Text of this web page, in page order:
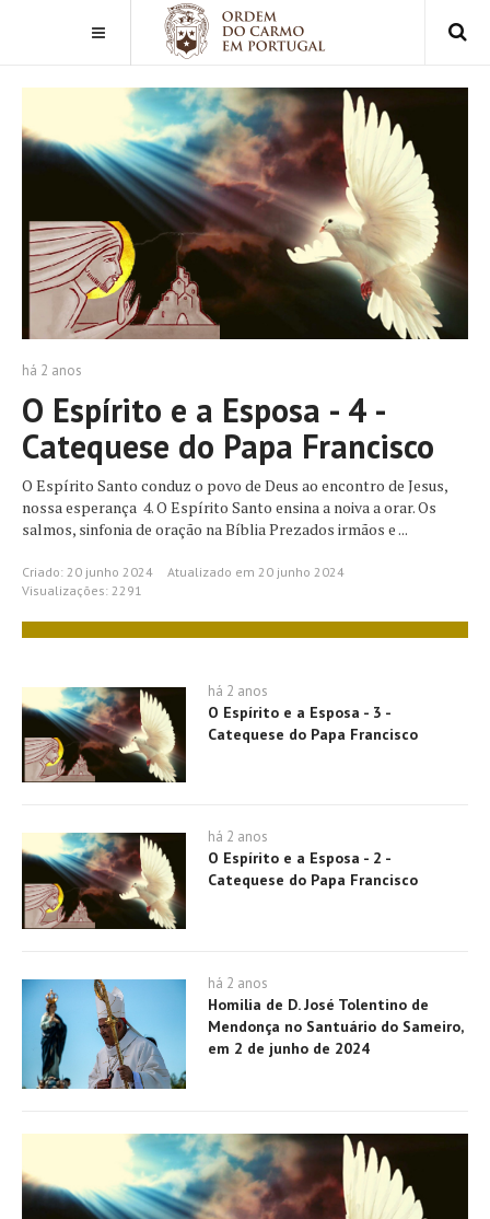
há 2 anos
O Espírito e a Esposa - 4 -
Catequese do Papa Francisco
O Espírito Santo conduz o povo de Deus ao encontro de Jesus,
nossa esperança 4. O Espírito Santo ensina a noiva a orar. Os
salmos, sinfonia de oração na Bíblia Prezados irmãos e ...
Criado: 20 junho 2024
Atualizado em 20 junho 2024
Visualizações: 2291
há 2 anos
O Espírito e a Esposa - 3 -
Catequese do Papa Francisco
há 2 anos
O Espírito e a Esposa - 2 -
Catequese do Papa Francisco
há 2 anos
Homilia de D. José Tolentino de
Mendonça no Santuário do Sameiro,
em 2 de junho de 2024